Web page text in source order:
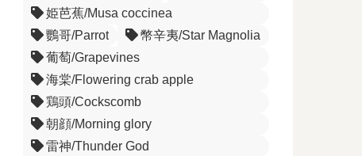
姫芭蕉/Musa coccinea
鸚哥/Parrot
幣辛夷/Star Magnolia
葡萄/Grapevines
海棠/Flowering crab apple
鶏頭/Cockscomb
朝顔/Morning glory
雷神/Thunder God